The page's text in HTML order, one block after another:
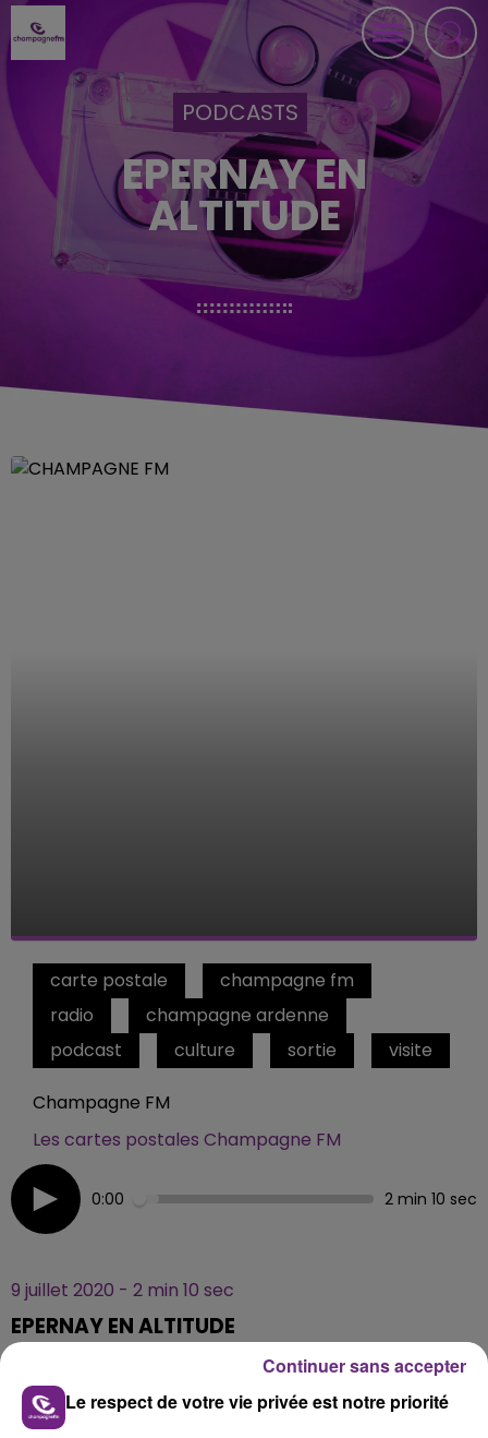
PODCASTS
EPERNAY EN
ALTITUDE
carte postale
champagne fm
radio
champagne ardenne
podcast
culture sortie visite
Champagne FM
Les cartes postales Champagne FM
0:00 2 min 10 sec
9 juillet 2020 - 2 min 10 sec
EPERNAY EN ALTITUDE
Découvrir Epernay en prenant de la hauteur
Le respect de votre vie privée est notre priorité
Continuer sans accepter